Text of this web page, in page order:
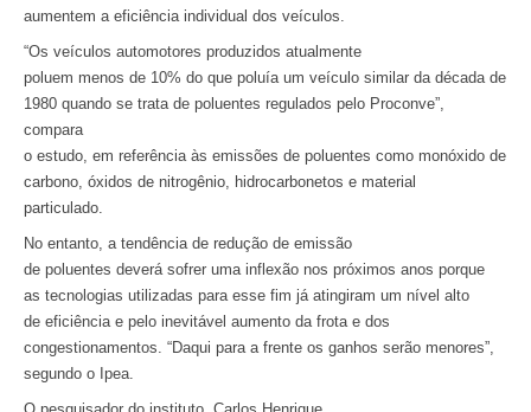
aumentem a eficiência individual dos veículos.
“Os veículos automotores produzidos atualmente
poluem menos de 10% do que poluía um veículo similar da década de
1980 quando se trata de poluentes regulados pelo Proconve”,
compara
o estudo, em referência às emissões de poluentes como monóxido de
carbono, óxidos de nitrogênio, hidrocarbonetos e material
particulado.
No entanto, a tendência de redução de emissão
de poluentes deverá sofrer uma inflexão nos próximos anos porque
as tecnologias utilizadas para esse fim já atingiram um nível alto
de eficiência e pelo inevitável aumento da frota e dos
congestionamentos. “Daqui para a frente os ganhos serão menores”,
segundo o Ipea.